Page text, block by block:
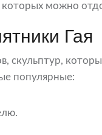
которых можно
Гая
скульптур,
популярные: